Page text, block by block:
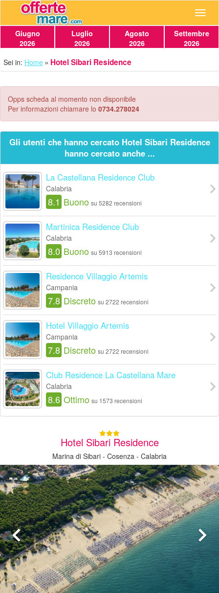
Giugno
2026
Luglio
2026
Agosto
2026
Settembre
2026
Sei in: Home Hotel Sibari Residence
Opps scheda al momento non disponibile
Per informazioni chiamare lo 0734.278024
Gli utenti che hanno cercato Hotel Sibari Residence
hanno cercato anche ...
La Castellana Residence Club
Calabria
8.1 Buono su 5282 recensioni
Martinica Residence Club
Calabria
8.0 Buono su 5913 recensioni
Residence Villaggio Artemis
Campania
7.8 Discreto su 2722 recensioni
Hotel Villaggio Artemis
Campania
7.8 Discreto su 2722 recensioni
Club Residence La Castellana Mare
Calabria
8.6 Ottimo su 1573 recensioni
Hotel Sibari Residence
Marina di Sibari - Cosenza - Calabria